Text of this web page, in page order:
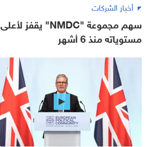
أخبار الشركات
سهم مجموعة "NMDC" يقفز لأعلى
مستوياته منذ 6 أشهر